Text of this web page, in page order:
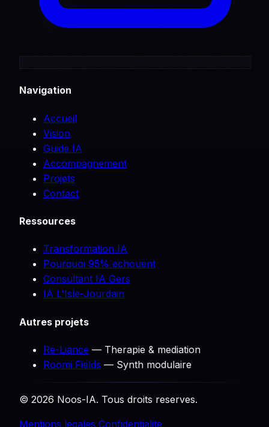
Navigation
Accueil
Vision
Guide IA
Accompagnement
Projets
Contact
Ressources
Transformation IA
Pourquoi 95% echouent
Consultant IA Gers
IA L'Isle-Jourdain
Autres projets
Re-Liance — Therapie & mediation
Roomi Fields — Synth modulaire
© 2026 Noos-IA. Tous droits reserves.
Mentions legales Confidentialite